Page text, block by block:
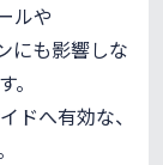
ルや
にも影響しな
ドへ有効な、